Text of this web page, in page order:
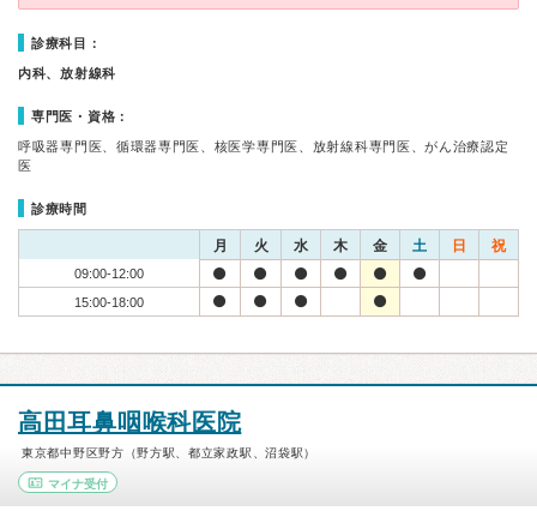
診療科目：
内科、放射線科
専門医・資格：
呼吸器専門医、循環器専門医、核医学専門医、放射線科専門医、がん治療認定
医
診療時間
月 火 水 木 金 土 日 祝
09:00-12:00
15:00-18:00
高田耳鼻咽喉科医院
東京都中野区野方（野方駅、都立家政駅、沼袋駅）
マイナ受付